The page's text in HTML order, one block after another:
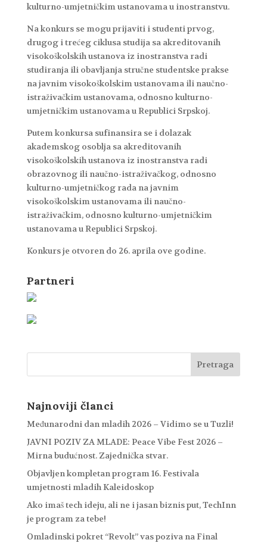
kulturno-umjetničkim ustanovama u inostranstvu.
Na konkurs se mogu prijaviti i studenti prvog,
drugog i trećeg ciklusa studija sa akreditovanih
visokoškolskih ustanova iz inostranstva radi
studiranja ili obavljanja stručne studentske prakse
na javnim visokoškolskim ustanovama ili naučno-
istraživačkim ustanovama, odnosno kulturno-
umjetničkim ustanovama u Republici Srpskoj.
Putem konkursa sufinansira se i dolazak
akademskog osoblja sa akreditovanih
visokoškolskih ustanova iz inostranstva radi
obrazovnog ili naučno-istraživačkog, odnosno
kulturno-umjetničkog rada na javnim
visokoškolskim ustanovama ili naučno-
istraživačkim, odnosno kulturno-umjetničkim
ustanovama u Republici Srpskoj.
Konkurs je otvoren do 26. aprila ove godine.
Partneri
Najnoviji članci
Međunarodni dan mladih 2026 – Vidimo se u Tuzli!
JAVNI POZIV ZA MLADE: Peace Vibe Fest 2026 –
Mirna budućnost. Zajednička stvar.
Objavljen kompletan program 16. Festivala
umjetnosti mladih Kaleidoskop
Ako imaš tech ideju, ali ne i jasan biznis put, TechInn
je program za tebe!
Omladinski pokret “Revolt” vas poziva na Final